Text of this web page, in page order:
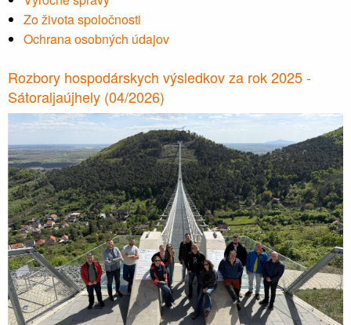
Zo života spoločnosti
Ochrana osobných údajov
Rozbory hospodárskych výsledkov za rok 2025 -
Sátoraljaújhely (04/2026)